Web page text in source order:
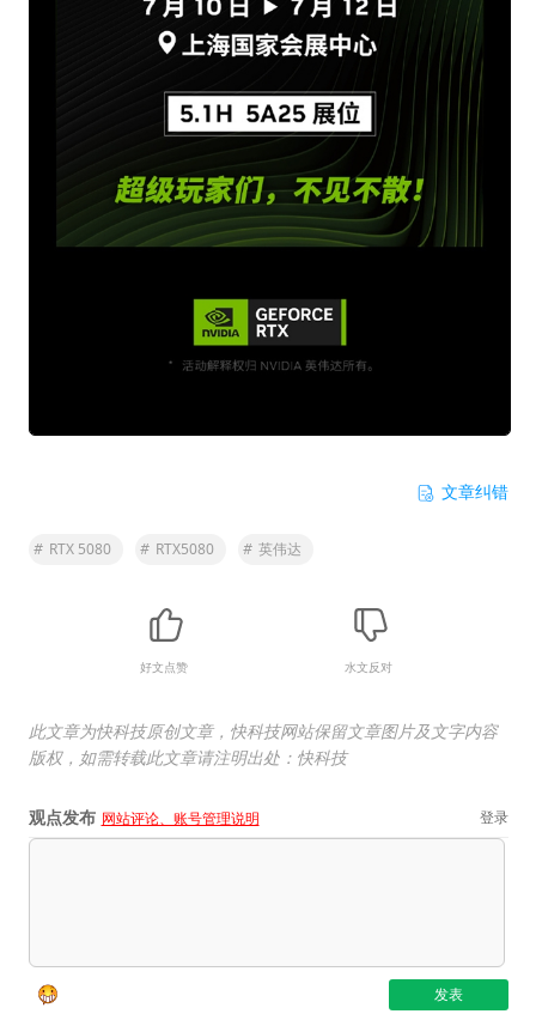
文章纠错
# RTX 5080 # RTX5080 # 英伟达
好文点赞 水文反对
此文章为快科技原创文章，快科技网站保留文章图片及文字内容
版权，如需转载此文章请注明出处：快科技
观点发布 网站评论、账号管理说明 登录